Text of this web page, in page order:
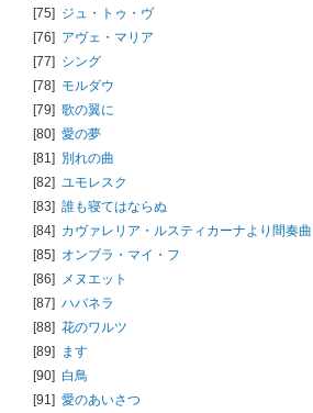
[75] ジュ・トゥ・ヴ
[76] アヴェ・マリア
[77] シング
[78] モルダウ
[79] 歌の翼に
[80] 愛の夢
[81] 別れの曲
[82] ユモレスク
[83] 誰も寝てはならぬ
[84] カヴァレリア・ルスティカーナより間奏曲
[85] オンブラ・マイ・フ
[86] メヌエット
[87] ハバネラ
[88] 花のワルツ
[89] ます
[90] 白鳥
[91] 愛のあいさつ